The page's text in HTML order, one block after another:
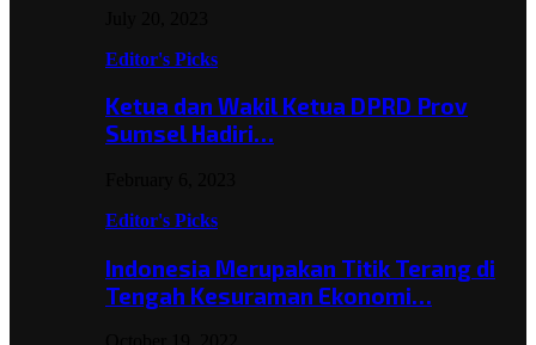
Editor's Picks
Ketua dan Wakil Ketua DPRD Prov
Sumsel Hadiri…
Editor's Picks
Indonesia Merupakan Titik Terang di
Tengah Kesuraman Ekonomi…